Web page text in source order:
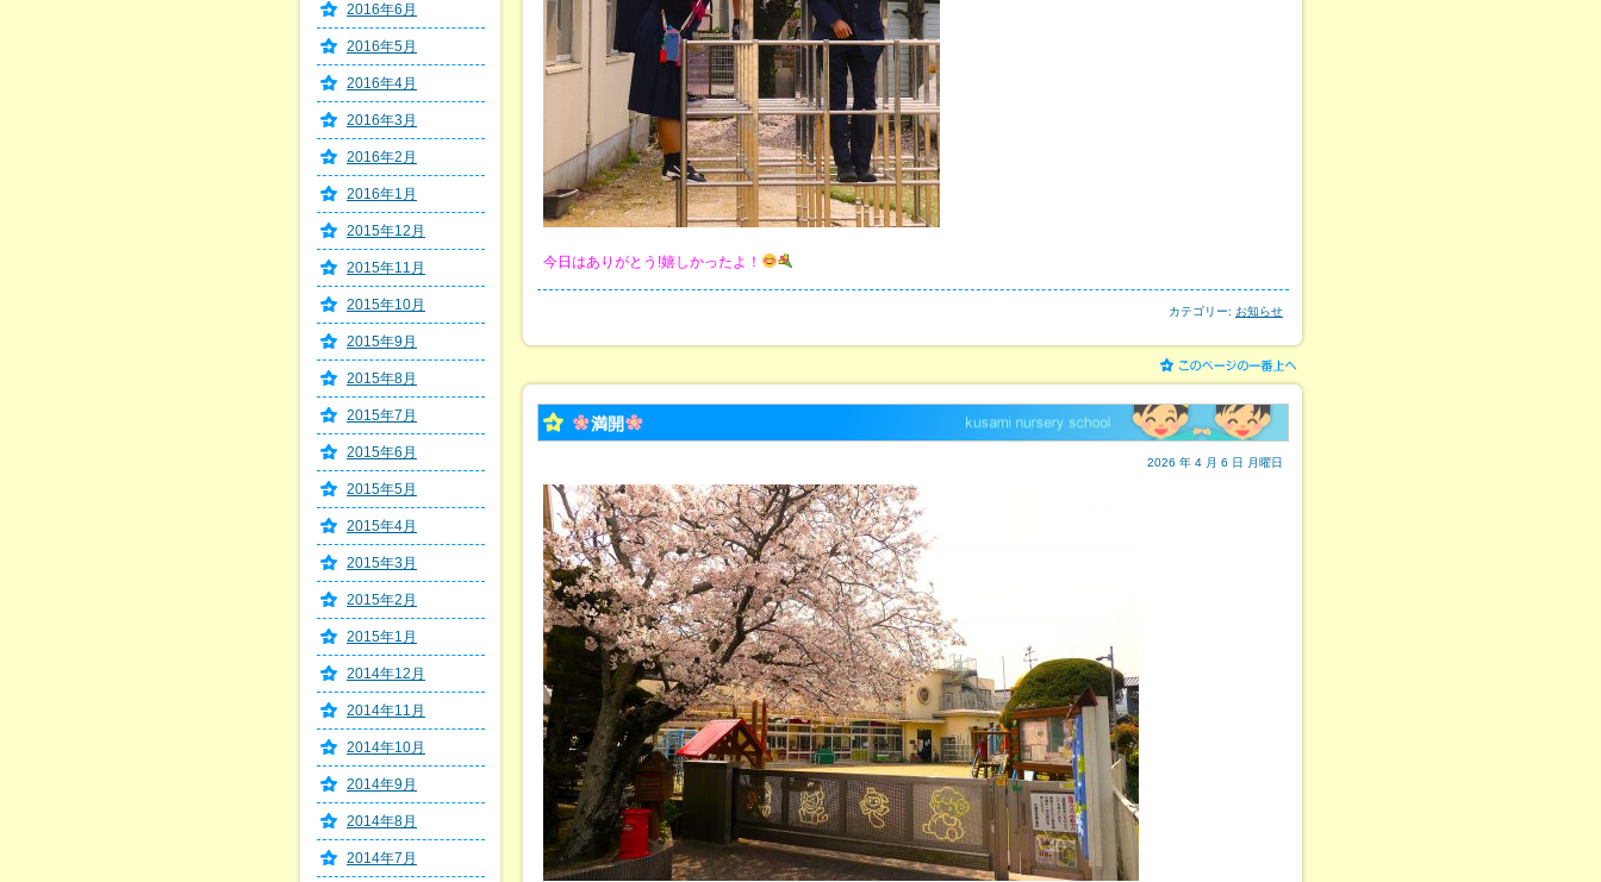
今日はありがとう!嬉しかったよ！
カテゴリー: お知らせ
満開
2026 年 4 月 6 日 月曜日
2016年6月
2016年5月
2016年4月
2016年3月
2016年2月
2016年1月
2015年12月
2015年11月
2015年10月
2015年9月
2015年8月
2015年7月
2015年6月
2015年5月
2015年4月
2015年3月
2015年2月
2015年1月
2014年12月
2014年11月
2014年10月
2014年9月
2014年8月
2014年7月